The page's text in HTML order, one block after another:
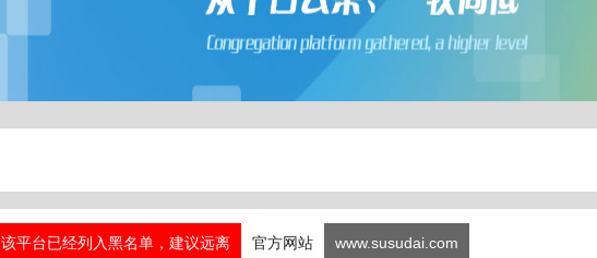
该平台已经列入黑名单，建议远离 官方网站 www.susudai.com